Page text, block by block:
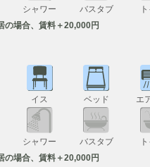
シャワー バスタブ
の場合、賃料＋20,000円
イス ベッド エ
シャワー バスタブ
の場合、賃料＋20,000円